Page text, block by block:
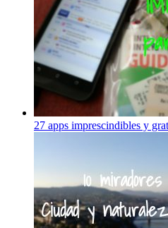
27 apps imprescindibles y